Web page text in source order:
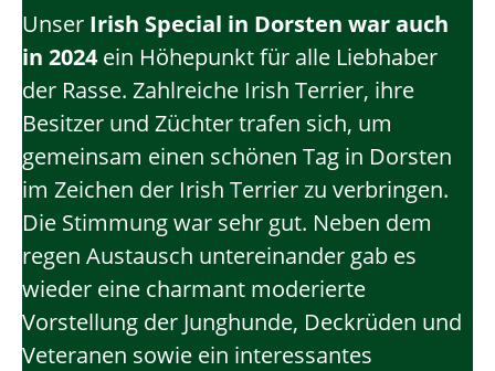
Unser Irish Special in Dorsten war auch
in 2024ein Höhepunkt für alle Liebhaber
der Rasse. Zahlreiche Irish Terrier, ihre
Besitzer und Züchter trafen sich, um
gemeinsam einen schönen Tag in Dorsten
im Zeichen der Irish Terrier zu verbringen.
Die Stimmung war sehr gut. Neben dem
regen Austausch untereinander gab es
wieder eine charmant moderierte
Vorstellung der Junghunde, Deckrüden und
Veteranen sowie ein interessantes